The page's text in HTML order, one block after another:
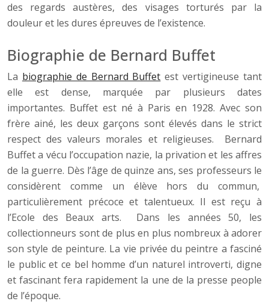
des regards austères, des visages torturés par la
douleur et les dures épreuves de l’existence.
Biographie de Bernard Buffet
La biographie de Bernard Buffet est vertigineuse tant
elle est dense, marquée par plusieurs dates
importantes. Buffet est né à Paris en 1928. Avec son
frère ainé, les deux garçons sont élevés dans le strict
respect des valeurs morales et religieuses. Bernard
Buffet a vécu l’occupation nazie, la privation et les affres
de la guerre. Dès l’âge de quinze ans, ses professeurs le
considèrent comme un élève hors du commun,
particulièrement précoce et talentueux. Il est reçu à
l’Ecole des Beaux arts. Dans les années 50, les
collectionneurs sont de plus en plus nombreux à adorer
son style de peinture. La vie privée du peintre a fasciné
le public et ce bel homme d’un naturel introverti, digne
et fascinant fera rapidement la une de la presse people
de l’époque.